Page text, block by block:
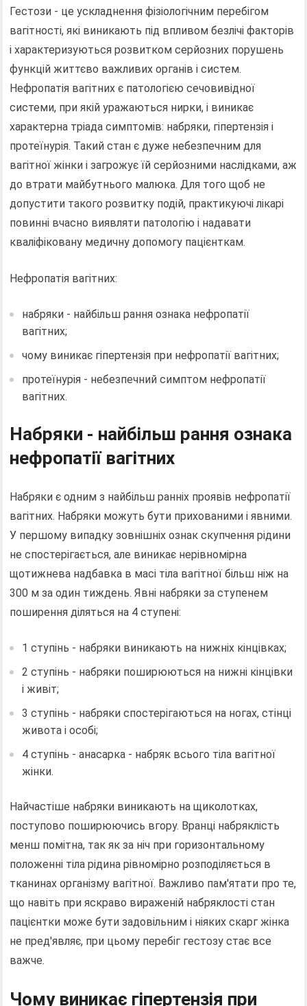
Гестози - це ускладнення фізіологічним перебігом
вагітності, які виникають під впливом безлічі факторів
і характеризуються розвитком серйозних порушень
функцій життєво важливих органів і систем.
Нефропатія вагітних є патологією сечовивідної
системи, при якій уражаються нирки, і виникає
характерна тріада симптомів: набряки, гіпертензія і
протеїнурія. Такий стан є дуже небезпечним для
вагітної жінки і загрожує їй серйозними наслідками, аж
до втрати майбутнього малюка. Для того щоб не
допустити такого розвитку подій, практикуючі лікарі
повинні вчасно виявляти патологію і надавати
кваліфіковану медичну допомогу пацієнткам.
Нефропатія вагітних:
набряки - найбільш рання ознака нефропатії
вагітних;
чому виникає гіпертензія при нефропатії вагітних;
протеїнурія - небезпечний симптом нефропатії
вагітних.
Набряки - найбільш рання ознака
нефропатії вагітних
Набряки є одним з найбільш ранніх проявів нефропатії
вагітних. Набряки можуть бути прихованими і явними.
У першому випадку зовнішніх ознак скупчення рідини
не спостерігається, але виникає нерівномірна
щотижнева надбавка в масі тіла вагітної більш ніж на
300 м за один тиждень. Явні набряки за ступенем
поширення діляться на 4 ступені:
1 ступінь - набряки виникають на нижніх кінцівках;
2 ступінь - набряки поширюються на нижні кінцівки
і живіт;
3 ступінь - набряки спостерігаються на ногах, стінці
живота і особі;
4 ступінь - анасарка - набряк всього тіла вагітної
жінки.
Найчастіше набряки виникають на щиколотках,
поступово поширюючись вгору. Вранці набряклість
менш помітна, так як за ніч при горизонтальному
положенні тіла рідина рівномірно розподіляється в
тканинах організму вагітної. Важливо пам'ятати про те,
що навіть при яскраво вираженій набряклості стан
пацієнтки може бути задовільним і ніяких скарг жінка
не пред'являє, при цьому перебіг гестозу стає все
важче.
Чому виникає гіпертензія при